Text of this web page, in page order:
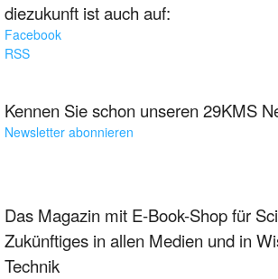
diezukunft ist auch auf:
Facebook
RSS
Kennen Sie schon unseren 29KMS
Newsletter abonnieren
Das Magazin mit E-Book-Shop für
Zukünftiges in allen Medien und in
Technik